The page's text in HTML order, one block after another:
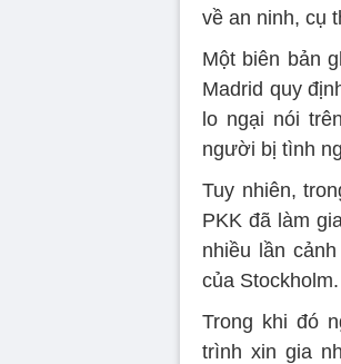
về an ninh, cụ
Một biên bản
Madrid quy
lo ngại nói
người bị tình
Tuy nhiên,
PKK đã làm
nhiều lần
của Stockholm.
Trong khi đó
trình xin gia